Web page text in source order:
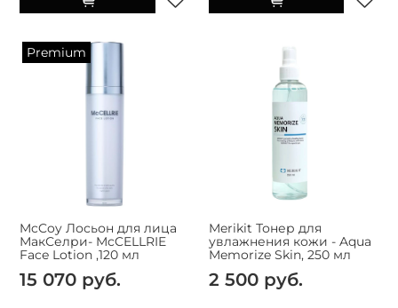
Premium
McCoy Лосьон для лица
МакСелри- McCELLRIE
Face Lotion ,120 мл
15 070 руб.
Merikit Тонер для
увлажнения кожи - Aqua
Memorize Skin, 250 мл
2 500 руб.